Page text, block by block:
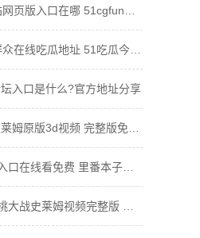
页版入口在哪 51cgfun朝
享
在线吃瓜地址 51吃瓜今日
入口分享
入口是什么?官方地址分享
版3d视频 完整版免费
口在线看免费 里番本子库
分享
大战史莱姆视频完整版 原
未删减